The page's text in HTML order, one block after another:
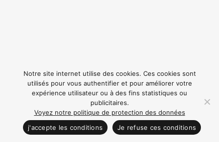
CONTACTEZ NOUS
Notre site internet utilise des cookies. Ces cookies sont
utilisés pour vous authentifier et pour améliorer votre
expérience utilisateur ou à des fins statistiques ou
publicitaires.
Voyez notre politique de protection des données
j'accepte les conditions
Je refuse ces conditions